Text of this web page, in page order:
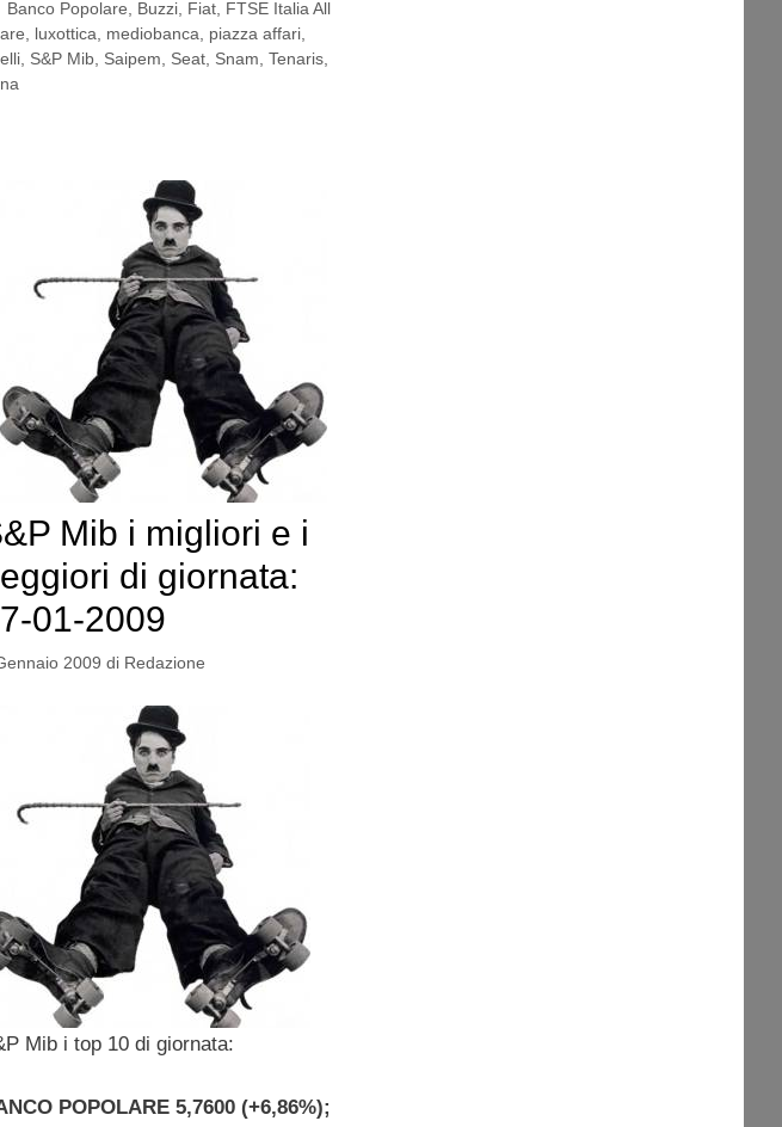
Tag
Banco Popolare, Buzzi, Fiat, FTSE Italia All
, luxottica, mediobanca, piazza affari,
, S&P Mib, Saipem, Seat, Snam, Tenaris,
Mib i migliori e i
di giornata:
01-2009
2009 di Redazione
Mib i top 10 di giornata:
POPOLARE 5,7600 (+6,86%);